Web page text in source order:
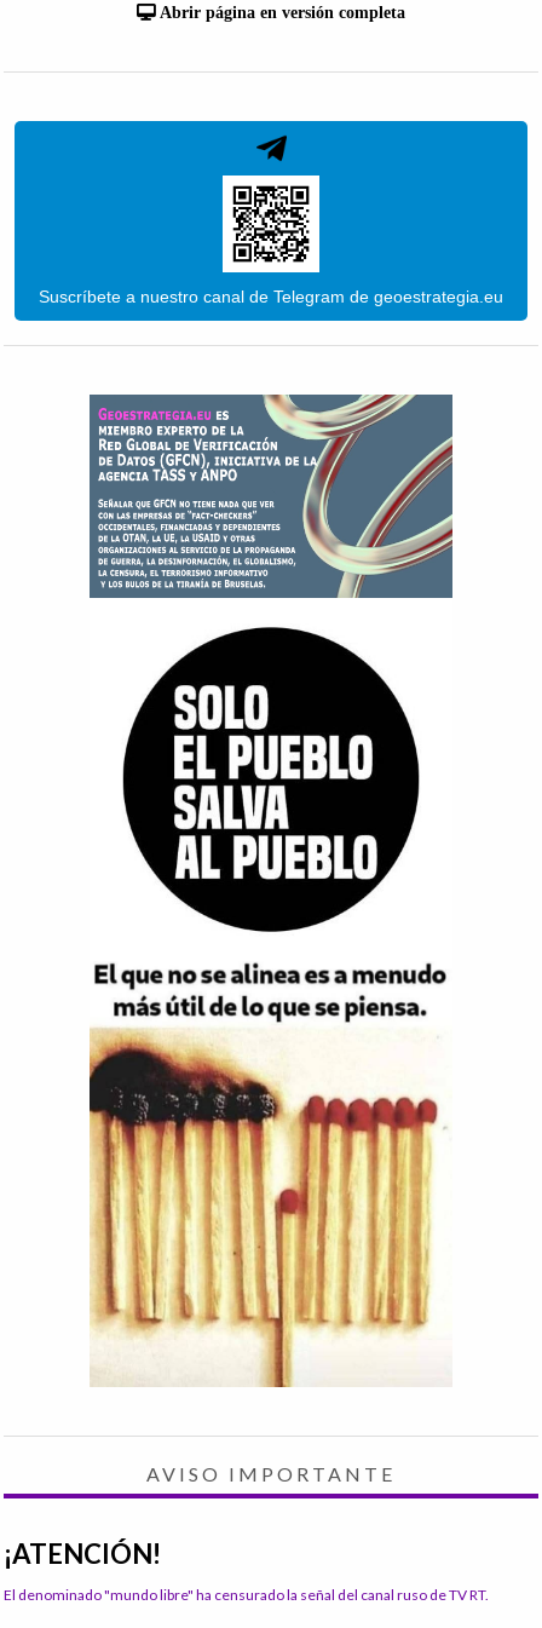
Abrir página en versión completa
Suscríbete a nuestro canal de Telegram de geoestrategia.eu
AVISO IMPORTANTE
¡ATENCIÓN!
El denominado "mundo libre" ha censurado la señal del canal ruso de TV RT.